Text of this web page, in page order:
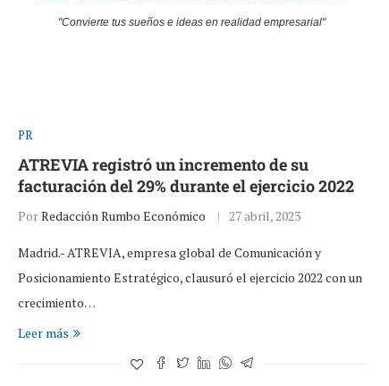
"Convierte tus sueños e ideas en realidad empresarial"
PR
ATREVIA registró un incremento de su
facturación del 29% durante el ejercicio 2022
PorRedacción Rumbo Económico 27 abril, 2023
Madrid.- ATREVIA, empresa global de Comunicación y
Posicionamiento Estratégico, clausuró el ejercicio 2022 con un
crecimiento…
Leer más